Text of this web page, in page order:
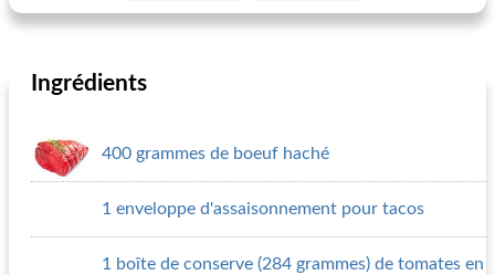
Ingrédients
400 grammes de boeuf haché
1 enveloppe d'assaisonnement pour tacos
1 boîte de conserve (284 grammes) de tomates en